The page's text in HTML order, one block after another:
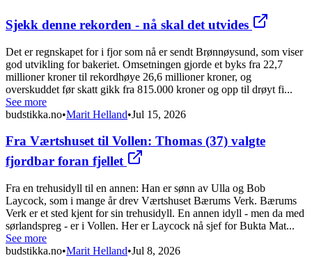
Sjekk denne rekorden - nå skal det utvides
Det er regnskapet for i fjor som nå er sendt Brønnøysund, som viser
god utvikling for bakeriet. Omsetningen gjorde et byks fra 22,7
millioner kroner til rekordhøye 26,6 millioner kroner, og
overskuddet før skatt gikk fra 815.000 kroner og opp til drøyt fi...
See more
budstikka.no•Marit Helland•Jul 15, 2026
Fra Værtshuset til Vollen: Thomas (37) valgte
fjordbar foran fjellet
Fra en trehusidyll til en annen: Han er sønn av Ulla og Bob
Laycock, som i mange år drev Værtshuset Bærums Verk. Bærums
Verk er et sted kjent for sin trehusidyll. En annen idyll - men da med
sørlandspreg - er i Vollen. Her er Laycock nå sjef for Bukta Mat...
See more
budstikka.no•Marit Helland•Jul 8, 2026